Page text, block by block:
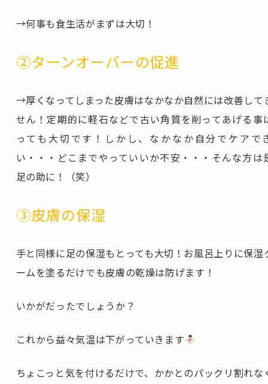
→何事も食生活がまずは大切！
②ターンオーバーの促進
→厚くなってしまった皮膚はなかなか自然には改善して
せん！定期的に軽石などで古い角質を削ってあげる事
っても大切です！しかし、なかなか自分でケアで
い・・・どこまでやっていいか不安・・・そんな方は
足の助に！（笑）
③皮膚の保湿
手と同様に足の保湿もとっても大切！お風呂上りに保湿
ームを塗るだけでも皮膚の乾燥は防げます！
いかがだったでしょうか？
これから益々気温は下がっていきます
ちょこっと気を付けるだけで、かかとのパックリ割れな